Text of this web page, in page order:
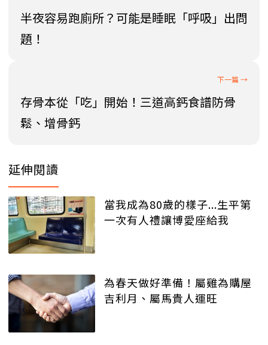
半夜容易跑廁所？可能是睡眠「呼吸」出問
題！
存骨本從「吃」開始！三道高鈣食譜防骨
鬆、增骨鈣
延伸閱讀
當我成為80歲的樣子...生平第
一次有人禮讓博愛座給我
為春天做好準備！屬雞為購屋
吉利月、屬馬貴人運旺